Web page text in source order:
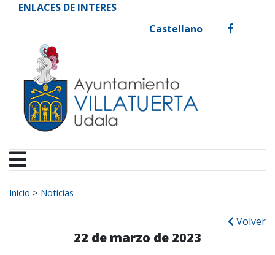
Ir al contenido
Ayuntamiento de
ENLACES DE INTERES
Castellano
facebook
Buscar:
Inicio > Noticias
Volver
22 de marzo de 2023